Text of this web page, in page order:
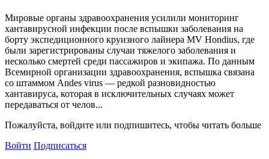
Мировые органы здравоохранения усилили мониторинг
хантавирусной инфекции после вспышки заболевания на
борту экспедиционного круизного лайнера MV Hondius, где
были зарегистрированы случаи тяжелого заболевания и
несколько смертей среди пассажиров и экипажа. По данным
Всемирной организации здравоохранения, вспышка связана
со штаммом Andes virus — редкой разновидностью
хантавируса, которая в исключительных случаях может
передаваться от челов...
Пожалуйста, войдите или подпишитесь, чтобы читать больше
Войти Подписаться